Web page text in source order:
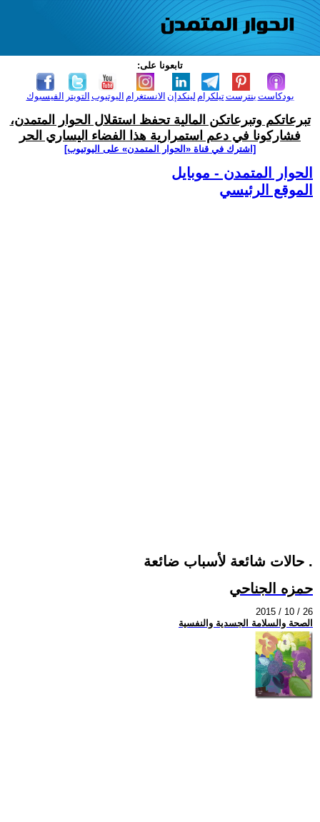
تابعونا على:
الفيسبوك التويتر اليوتيوب الانستغرام لينكدإن تيلكرامبنترست بودكاست
تبرعاتكم وتبرعاتكن المالية تحفظ استقلال الحوار المتمدن،
فشاركونا في دعم استمرارية هذا الفضاء اليساري الحر
[اشترك في قناة ‫«الحوار المتمدن» على اليوتيوب]
الحوار المتمدن - موبايل
الموقع الرئيسي
حالات شائعة لأسباب ضائعة .
حمزه الجناحي
2015 / 10 / 26
الصحة والسلامة الجسدية والنفسية